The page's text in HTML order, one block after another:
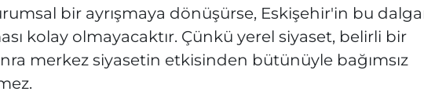
bir ayrışmaya dönüşürse, Eskişehir'in bu
kolay olmayacaktır. Çünkü yerel siyaset, belirli bir
merkez siyasetin etkisinden bütünüyle bağımsız